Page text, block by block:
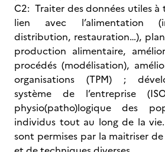
C2: Traiter des données utiles
lien avec l’alimentation
distribution, restauration…),
production alimentaire,
procédés (modélisation),
organisations (TPM) ;
système de l’entreprise
physio(patho)logique des
individus tout au long de la
sont permises par la maitriser